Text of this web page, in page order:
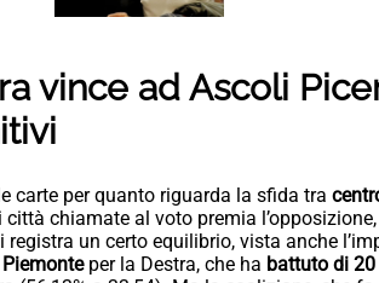
vince ad Ascoli
carte per quanto riguarda la sfida tra
città chiamate al voto premia
un certo equilibrio, vista anche
Piemonte per la Destra, che ha battuto di